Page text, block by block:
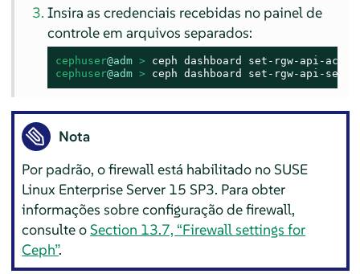
Insira as credenciais recebidas no painel de
controle em arquivos separados:
cephuser@adm > ceph dashboard set-rgw-api-
cephuser@adm > ceph dashboard set-rgw-api-
Nota
Por padrão, o firewall está habilitado no SUSE
Linux Enterprise Server 15 SP3. Para obter
informações sobre configuração de firewall,
consulte oSection 13.7, “Firewall settings for
Ceph”.